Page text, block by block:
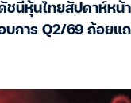
ชนีหุ้นไทยสัปดาห์หน้
บการ Q2/69 ถ้อยแ